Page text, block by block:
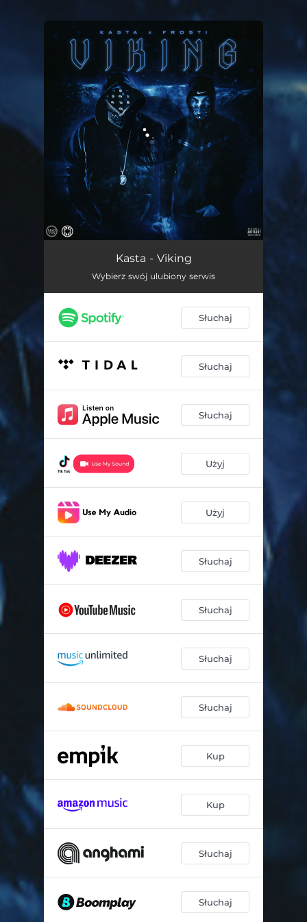
You're all set!
Kasta - Viking
Wybierz swój ulubiony serwis
Słuchaj
Słuchaj
Słuchaj
Użyj
Użyj
Słuchaj
Słuchaj
Słuchaj
Słuchaj
Kup
Kup
Słuchaj
Słuchaj